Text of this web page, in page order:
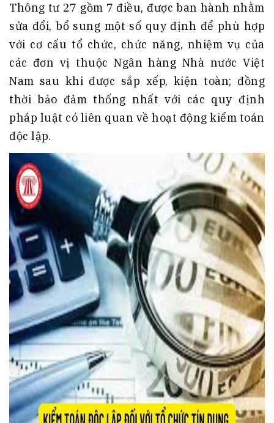
Thông tư 27 gồm 7 điều, được ban hành nhằm
sửa đổi, bổ sung một số quy định để phù hợp
với cơ cấu tổ chức, chức năng, nhiệm vụ của
các đơn vị thuộc Ngân hàng Nhà nước Việt
Nam sau khi được sắp xếp, kiện toàn; đồng
thời bảo đảm thống nhất với các quy định
pháp luật có liên quan về hoạt động kiểm toán
độc lập.